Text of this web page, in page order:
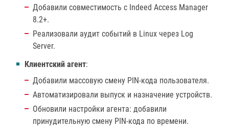
Добавили совместимость с Indeed Access Manager
8.2+.
Реализовали аудит событий в Linux через Log
Server.
Клиентский агент:
Добавили массовую смену PIN-кода пользователя.
Автоматизировали выпуск и назначение устройств.
Обновили настройки агента: добавили
принудительную смену PIN-кода по времени.